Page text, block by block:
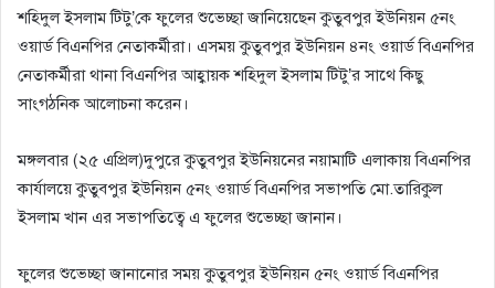
শহিদুল ইসলাম টিটু’কে ফুলের শুভেচ্ছা জানিয়েছেন কুতুবপুর ইউনিয়ন ৫নং
ওয়ার্ড বিএনপির নেতাকর্মীরা। এসময় কুতুবপুর ইউনিয়ন ৪নং ওয়ার্ড বিএনপির
নেতাকর্মীরা থানা বিএনপির আহ্বায়ক শহিদুল ইসলাম টিটু’র সাথে কিছু
সাংগঠনিক আলোচনা করেন।
মঙ্গলবার (২৫ এপ্রিল)দুপুরে কুতুবপুর ইউনিয়নের নয়ামাটি এলাকায় বিএনপির
কার্যালয়ে কুতুবপুর ইউনিয়ন ৫নং ওয়ার্ড বিএনপির সভাপতি মো.তারিকুল
ইসলাম খান এর সভাপতিত্বে এ ফুলের শুভেচ্ছা জানান।
ফুলের শুভেচ্ছা জানানোর সময় কুতুবপুর ইউনিয়ন ৫নং ওয়ার্ড বিএনপির